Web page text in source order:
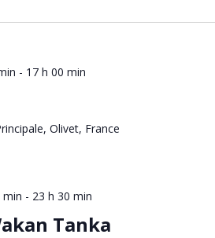
- 17 h 00 min
Olivet, France
min - 23 h 30 min
Tanka